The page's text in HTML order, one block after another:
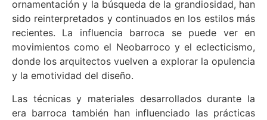
ornamentación y la búsqueda de la grandiosidad, han
sido reinterpretados y continuados en los estilos más
recientes. La influencia barroca se puede ver en
movimientos como el Neobarroco y el eclecticismo,
donde los arquitectos vuelven a explorar la opulencia
y la emotividad del diseño.
Las técnicas y materiales desarrollados durante la
era barroca también han influenciado las prácticas